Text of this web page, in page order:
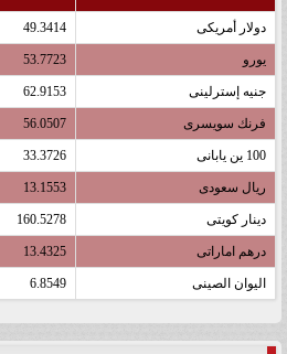
دولار أمريكى 49.3414
يورو 53.7723
جنيه إسترلينى 62.9153
فرنك سويسرى 56.0507
100 ين يابانى 33.3726
ريال سعودى 13.1553
دينار كويتى 160.5278
درهم اماراتى 13.4325
اليوان الصينى 6.8549